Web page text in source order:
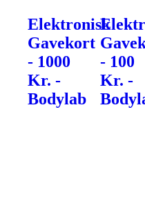
Elektronisk
Gavekort
- 1000
Kr. -
Bodylab
- 100
Kr. -